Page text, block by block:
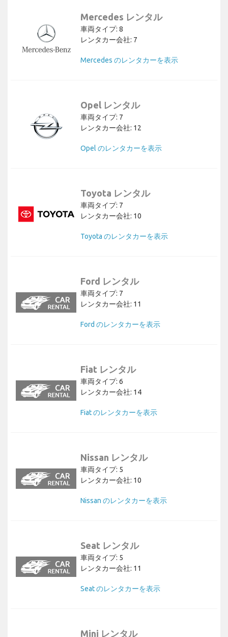
Mercedes レンタル
車両タイプ: 8
レンタカー会社: 7
Mercedes のレンタカーを表示
Opel レンタル
車両タイプ: 7
レンタカー会社: 12
Opel のレンタカーを表示
Toyota レンタル
車両タイプ: 7
レンタカー会社: 10
Toyota のレンタカーを表示
Ford レンタル
車両タイプ: 7
レンタカー会社: 11
Ford のレンタカーを表示
Fiat レンタル
車両タイプ: 6
レンタカー会社: 14
Fiat のレンタカーを表示
Nissan レンタル
車両タイプ: 5
レンタカー会社: 10
Nissan のレンタカーを表示
Seat レンタル
車両タイプ: 5
レンタカー会社: 11
Seat のレンタカーを表示
Mini レンタル